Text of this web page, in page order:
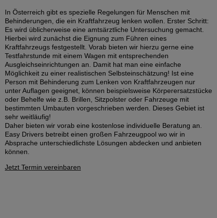
In Österreich gibt es spezielle Regelungen für Menschen mit
Behinderungen, die ein Kraftfahrzeug lenken wollen. Erster Schritt:
Es wird üblicherweise eine amtsärztliche Untersuchung gemacht.
Hierbei wird zunächst die Eignung zum Führen eines
Kraftfahrzeugs festgestellt. Vorab bieten wir hierzu gerne eine
Testfahrstunde mit einem Wagen mit entsprechenden
Ausgleichseinrichtungen an. Damit hat man eine einfache
Möglichkeit zu einer realistischen Selbsteinschätzung! Ist eine
Person mit Behinderung zum Lenken von Kraftfahrzeugen nur
unter Auflagen geeignet, können beispielsweise Körperersatzstücke
oder Behelfe wie z.B. Brillen, Sitzpolster oder Fahrzeuge mit
bestimmten Umbauten vorgeschrieben werden. Dieses Gebiet ist
sehr weitläufig!
Daher bieten wir vorab eine kostenlose individuelle Beratung an.
Easy Drivers betreibt einen großen Fahrzeugpool wo wir in
Absprache unterschiedlichste Lösungen abdecken und anbieten
können.
Jetzt Termin vereinbaren